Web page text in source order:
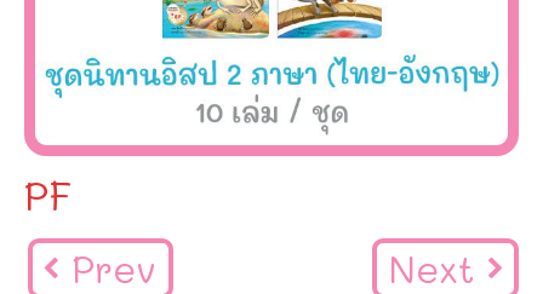
PF
Prev Next